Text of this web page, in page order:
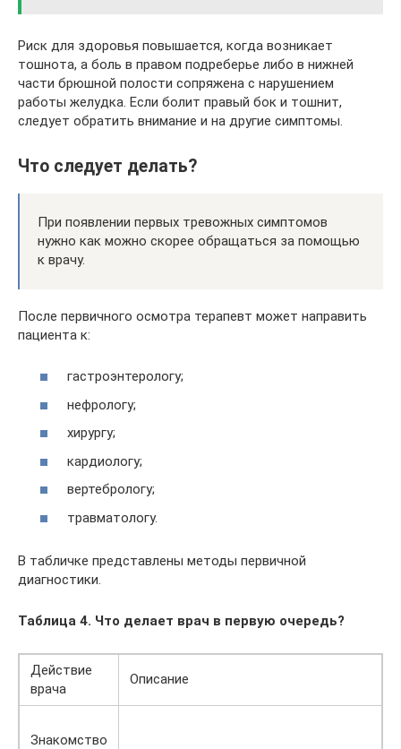
Риск для здоровья повышается, когда возникает
тошнота, а боль в правом подреберье либо в нижней
части брюшной полости сопряжена с нарушением
работы желудка. Если болит правый бок и тошнит,
следует обратить внимание и на другие симптомы.
Что следует делать?
При появлении первых тревожных симптомов
нужно как можно скорее обращаться за помощью
к врачу.
После первичного осмотра терапевт может направить
пациента к:
гастроэнтерологу;
нефрологу;
хирургу;
кардиологу;
вертебрологу;
травматологу.
В табличке представлены методы первичной
диагностики.
Таблица 4. Что делает врач в первую очередь?
Действие
врача
Описание
Знакомство